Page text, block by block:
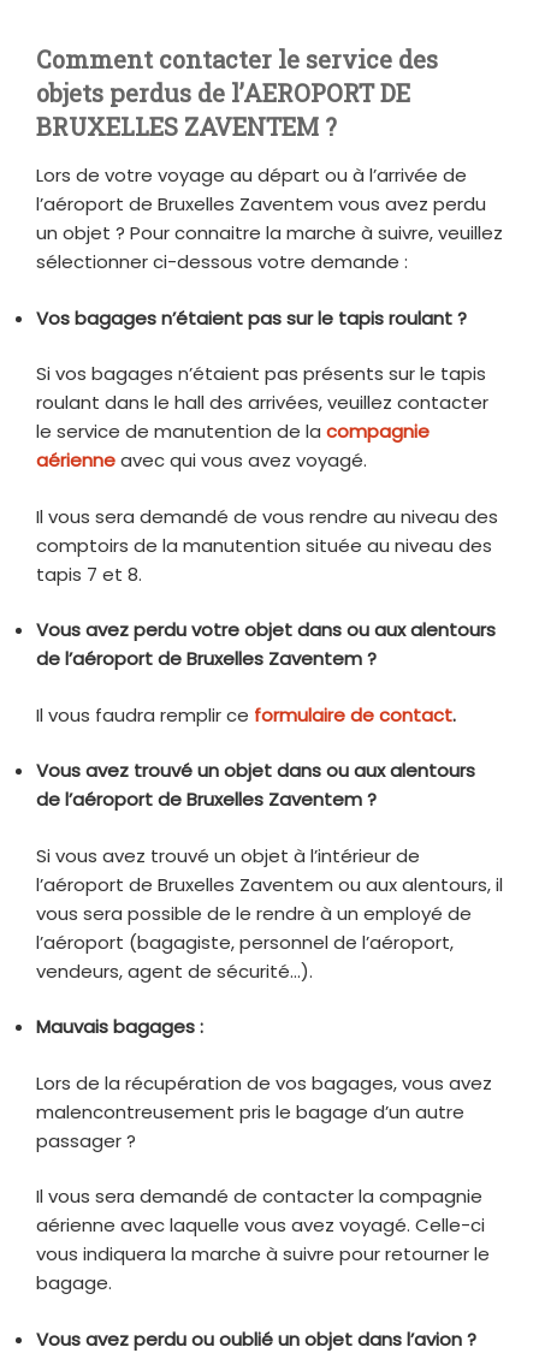
Comment contacter le service des
objets perdus de l’AEROPORT DE
BRUXELLES ZAVENTEM ?
Lors de votre voyage au départ ou à l’arrivée de
l’aéroport de Bruxelles Zaventem vous avez perdu
un objet ? Pour connaitre la marche à suivre, veuillez
sélectionner ci-dessous votre demande :
Vos bagages n’étaient pas sur le tapis roulant ?
Si vos bagages n’étaient pas présents sur le tapis
roulant dans le hall des arrivées, veuillez contacter
le service de manutention de la compagnie
aérienneavec qui vous avez voyagé.
Il vous sera demandé de vous rendre au niveau des
comptoirs de la manutention située au niveau des
tapis 7 et 8.
Vous avez perdu votre objet dans ou aux alentours
de l’aéroport de Bruxelles Zaventem ?
Il vous faudra remplir ce formulaire de contact.
Vous avez trouvé un objet dans ou aux alentours
de l’aéroport de Bruxelles Zaventem ?
Si vous avez trouvé un objet à l’intérieur de
l’aéroport de Bruxelles Zaventem ou aux alentours, il
vous sera possible de le rendre à un employé de
l’aéroport (bagagiste, personnel de l’aéroport,
vendeurs, agent de sécurité…).
Mauvais bagages :
Lors de la récupération de vos bagages, vous avez
malencontreusement pris le bagage d’un autre
passager ?
Il vous sera demandé de contacter la compagnie
aérienne avec laquelle vous avez voyagé. Celle-ci
vous indiquera la marche à suivre pour retourner le
bagage.
Vous avez perdu ou oublié un objet dans l’avion ?